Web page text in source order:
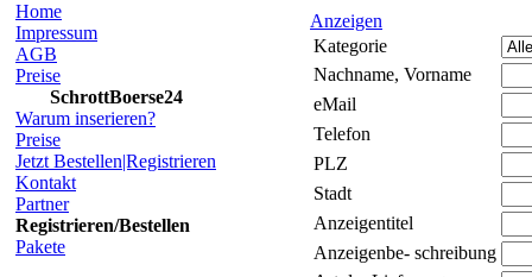
Home
Impressum
AGB
Preise
SchrottBoerse24
Warum inserieren?
Preise
Jetzt Bestellen|Registrieren
Kontakt
Partner
Registrieren/Bestellen
Pakete
Anzeigen
Kategorie
Nachname, Vorname
eMail
Telefon
PLZ
Stadt
Anzeigentitel
Anzeigenbe- schreibung